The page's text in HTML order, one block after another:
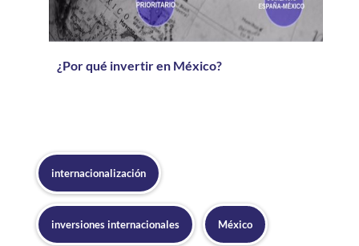
¿Por qué invertir en México?
internacionalización
inversiones internacionales México